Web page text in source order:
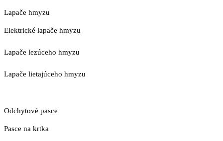
Lapače hmyzu
Elektrické lapače hmyzu
Lapače lezúceho hmyzu
Lapače lietajúceho hmyzu
Odchytové pasce
Pasce na krtka